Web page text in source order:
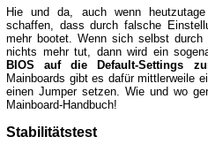
Hie und da, auch wenn
schaffen, dass durch falsche
mehr bootet. Wenn sich selbst durch
nichts mehr tut, dann wird ein
BIOS auf die Default-Settings
Mainboards gibt es dafür mittlerweile
einen Jumper setzen. Wie und wo
Mainboard-Handbuch!
Stabilitätstest